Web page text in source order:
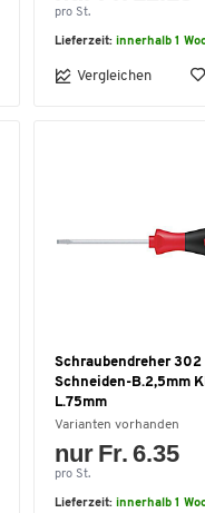
pro St.
Lieferzeit: innerhalb 1
Vergleichen
Schraubendreher 302
Schneiden-B.2,5mm
L.75mm
Varianten vorhanden
nur Fr. 6.35
pro St.
Lieferzeit: innerhalb 1